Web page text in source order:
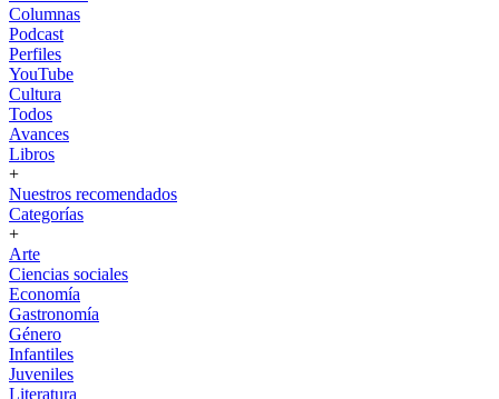
Columnas
Podcast
Perfiles
YouTube
Cultura
Todos
Avances
Libros
+
Nuestros recomendados
Categorías
+
Arte
Ciencias sociales
Economía
Gastronomía
Género
Infantiles
Juveniles
Literatura